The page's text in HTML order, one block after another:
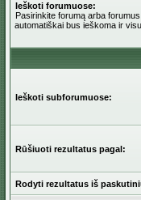
Ieškoti forumuose:
Pasirinkite forumą arba
automatiškai bus ieškoma ir
Ieškoti subforumuose:
Rūšiuoti rezultatus pagal:
Rodyti rezultatus iš